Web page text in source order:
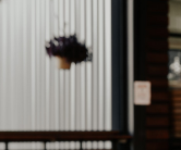
Single-Page
კურსის
გაკეთდება
დრო დაეთმობა
სიღრმისეულ